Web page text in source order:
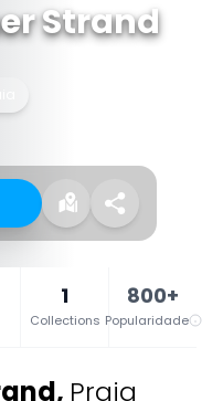
Strand
1
Collections
800+
Popularidade
, Praia